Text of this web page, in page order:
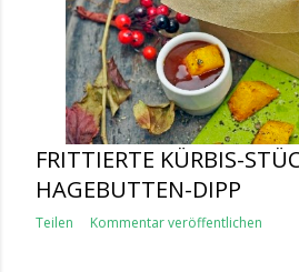
FRITTIERTE KÜRBIS-
HAGEBUTTEN-DIPP
Teilen Kommentar veröffentlichen